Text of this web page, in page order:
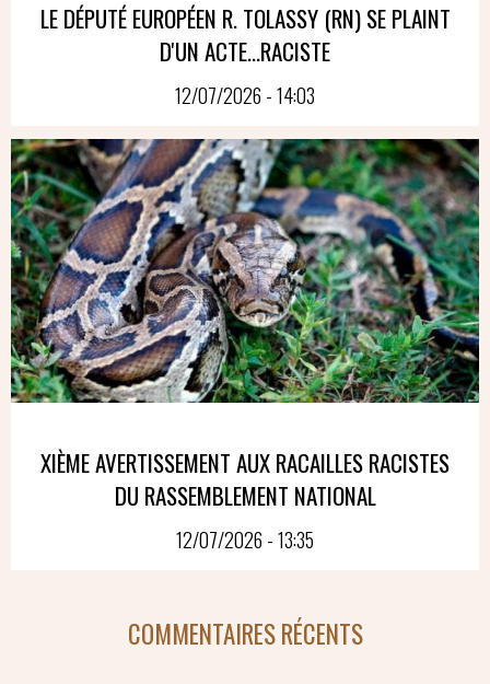
LE DÉPUTÉ EUROPÉEN R. TOLASSY (RN) SE PLAINT
D'UN ACTE...RACISTE
12/07/2026 - 14:03
XIÈME AVERTISSEMENT AUX RACAILLES RACISTES
DU RASSEMBLEMENT NATIONAL
12/07/2026 - 13:35
COMMENTAIRES RÉCENTS